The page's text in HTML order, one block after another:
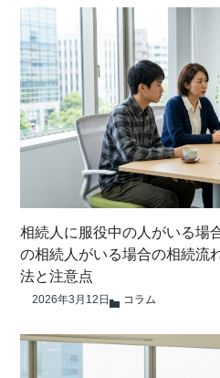
相続人に服役中の人がいる場
の相続人がいる場合の相続流
法と注意点
2026年3月12日 コラム